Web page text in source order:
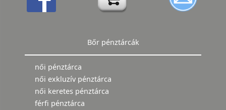
Bőr pénztárcák
női pénztárca
női exkluzív pénztárca
női keretes pénztárca
férfi pénztárca